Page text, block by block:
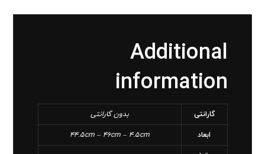
Additional
information
گارانتی بدون گارانتی
ابعاد 44.5cm – 46cm – 4.5cm